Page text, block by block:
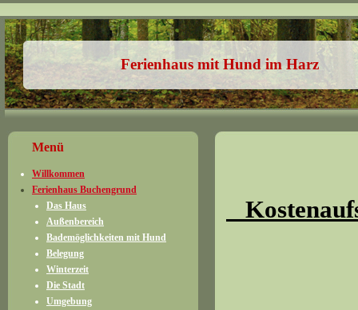
Ferienhaus mit Hund im Harz
Menü
Willkommen
Ferienhaus Buchengrund
Das Haus
Außenbereich
Bademöglichkeiten mit Hund
Belegung
Winterzeit
Die Stadt
Umgebung